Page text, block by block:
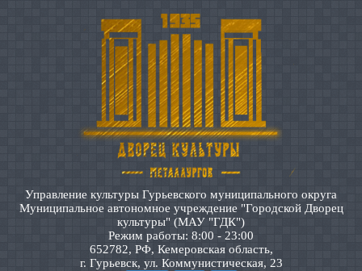
Управление культуры Гурьевского муниципального округа
Муниципальное автономное учреждение "Городской Дворец
культуры" (МАУ "ГДК")
Режим работы: 8:00 - 23:00
652782, РФ, Кемеровская область,
г. Гурьевск, ул. Коммунистическая, 23